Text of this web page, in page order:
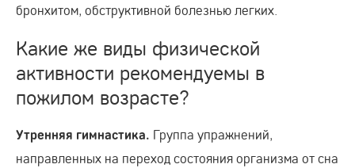
бронхитом, обструктивной болезнью легких.
Какие же виды физической
активности рекомендуемы в
пожилом возрасте?
Утренняя гимнастика. Группа упражнений,
направленных на переход состояния организма от сна